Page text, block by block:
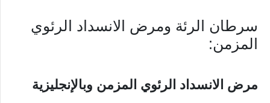
سرطان الرئة ومرض الانسداد الرئوي
المزمن:
مرض الانسداد الرئوي المزمن وبالإنجليزية